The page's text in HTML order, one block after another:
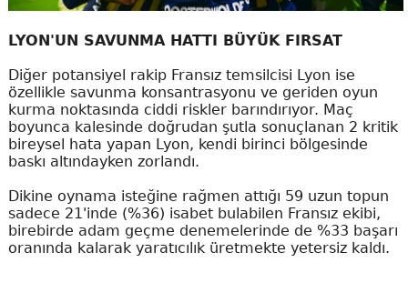
LYON'UN SAVUNMA HATTI BÜYÜK FIRSAT
Diğer potansiyel rakip Fransız temsilcisi Lyon ise
özellikle savunma konsantrasyonu ve geriden oyun
kurma noktasında ciddi riskler barındırıyor. Maç
boyunca kalesinde doğrudan şutla sonuçlanan 2 kritik
bireysel hata yapan Lyon, kendi birinci bölgesinde
baskı altındayken zorlandı.
Dikine oynama isteğine rağmen attığı 59 uzun topun
sadece 21'inde (%36) isabet bulabilen Fransız ekibi,
birebirde adam geçme denemelerinde de %33 başarı
oranında kalarak yaratıcılık üretmekte yetersiz kaldı.